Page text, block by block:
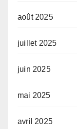
août 2025
juillet 2025
juin 2025
mai 2025
avril 2025